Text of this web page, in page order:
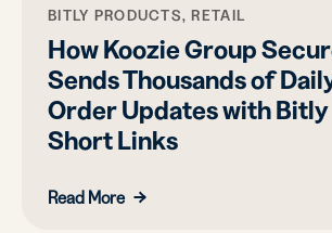
BITLY PRODUCTS, RETAIL
How Koozie Group
Sends Thousands of
Order Updates with Bitly
Short Links
Read More